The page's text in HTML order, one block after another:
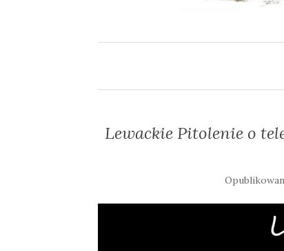
Lewackie Pitolenie o